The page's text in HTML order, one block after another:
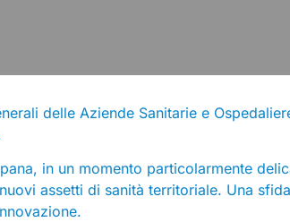
delle Aziende Sanitarie e
in un momento particolarmente
assetti di sanità territoriale. Una